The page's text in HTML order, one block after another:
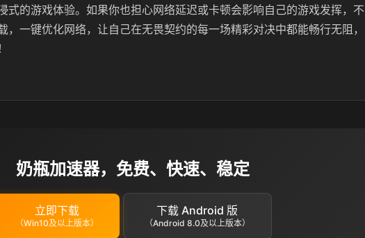
式的游戏体验。如果你也担心网络延迟或卡顿会影响自己的游戏发挥，不
，一键优化网络，让自己在无畏契约的每一场精彩对决中都能畅行无阻，
奶瓶加速器，免费、快速、稳定
立即下载
（Win10及以上版本）
下载 Android 版
（Android 8.0及以上版本）